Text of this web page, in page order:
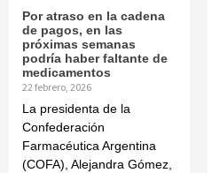
Por atraso en la cadena
de pagos, en las
próximas semanas
podría haber faltante de
medicamentos
22 febrero, 2026
La presidenta de la
Confederación
Farmacéutica Argentina
(COFA), Alejandra Gómez,